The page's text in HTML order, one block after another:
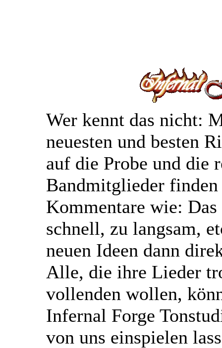
Wer kennt das nicht:
neuesten und besten
auf die Probe und die
Bandmitglieder finden
Kommentare wie:
schnell, zu langsam,
neuen Ideen dann
Alle, die ihre Lieder
vollenden wollen,
Infernal Forge
von uns einspielen